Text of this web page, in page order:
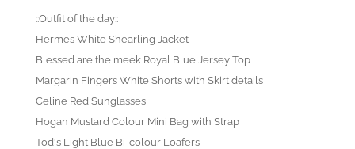
::Outfit of the day::
Hermes White Shearling Jacket
Blessed are the meek Royal Blue Jersey Top
Margarin Fingers White Shorts with Skirt details
Celine Red Sunglasses
Hogan Mustard Colour Mini Bag with Strap
Tod's Light Blue Bi-colour Loafers